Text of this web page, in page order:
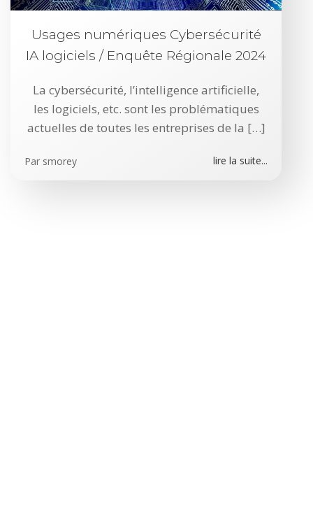
Usages numériques Cybersécurité
IA logiciels / Enquête Régionale 2024
La cybersécurité, l’intelligence artificielle,
les logiciels, etc. sont les problématiques
actuelles de toutes les entreprises de la […]
Par smorey lire la suite...